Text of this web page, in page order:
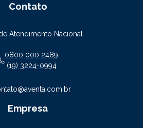
Contato
Atendimento Nacional
0800 000 2489
(19) 3224-0994
Empresa